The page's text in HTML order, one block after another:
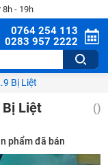
8h - 19h
0764 254 113
0283 957 2222
Bị Liệt
Bị Liệt ()
phẩm đã bán